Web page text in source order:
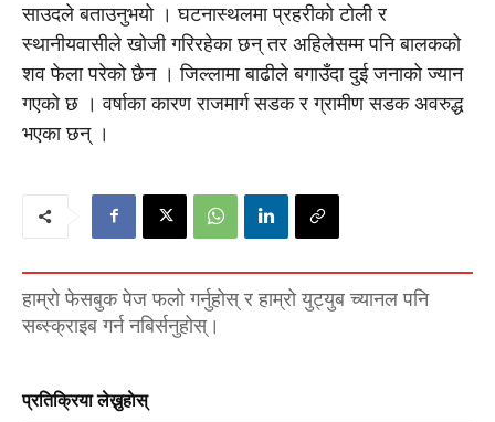
साउदले बताउनुभयो । घटनास्थलमा प्रहरीको टोली र
स्थानीयवासीले खोजी गरिरहेका छन् तर अहिलेसम्म पनि बालकको
शव फेला परेको छैन । जिल्लामा बाढीले बगाउँदा दुई जनाको ज्यान
गएको छ । वर्षाका कारण राजमार्ग सडक र ग्रामीण सडक अवरुद्ध
भएका छन् ।
हाम्रो फेसबुक पेज फलो गर्नुहोस् र हाम्रो युट्युब च्यानल पनि
सब्स्क्राइब गर्न नबिर्सनुहोस्।
प्रतिक्रिया लेख्नुहाेस्